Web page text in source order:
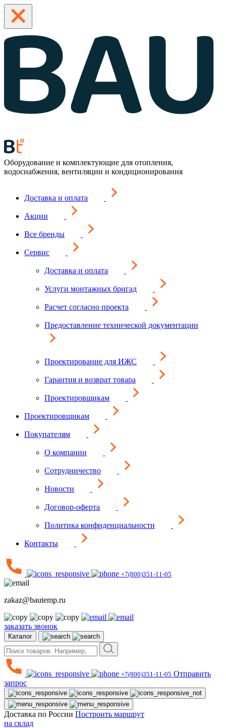
Оборудование и комплектующие для отопления,
водоснабжения, вентиляции и кондиционирования
Доставка и оплата
Акции
Все бренды
Сервис
Доставка и оплата
Услуги монтажных бригад
Расчет согласно проекта
Предоставление технической документации
Проектирование для ИЖС
Гарантия и возврат товара
Проектировщикам
Проектировщикам
Покупателям
О компании
Сотрудничество
Новости
Договор-оферта
Политика конфиденциальности
Контакты
+7(800)351-11-05
zakaz@bautemp.ru
заказать звонок
Каталог
+7(800)351-11-05 Отправить
запрос
Доставка по России Построить маршрут
на склад